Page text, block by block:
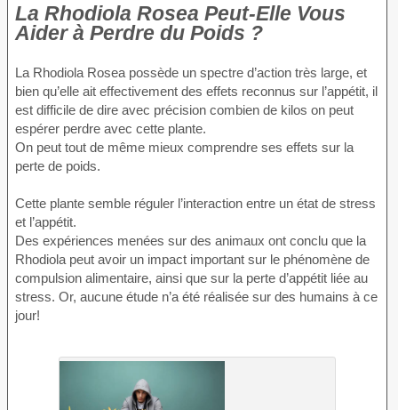
La Rhodiola Rosea Peut-Elle Vous
Aider à Perdre du Poids ?
La Rhodiola Rosea possède un spectre d’action très large, et
bien qu’elle ait effectivement des effets reconnus sur l’appétit, il
est difficile de dire avec précision combien de kilos on peut
espérer perdre avec cette plante.
On peut tout de même mieux comprendre ses effets sur la
perte de poids.
Cette plante semble réguler l’interaction entre un état de stress
et l’appétit.
Des expériences menées sur des animaux ont conclu que la
Rhodiola peut avoir un impact important sur le phénomène de
compulsion alimentaire, ainsi que sur la perte d’appétit liée au
stress. Or, aucune étude n’a été réalisée sur des humains à ce
jour!